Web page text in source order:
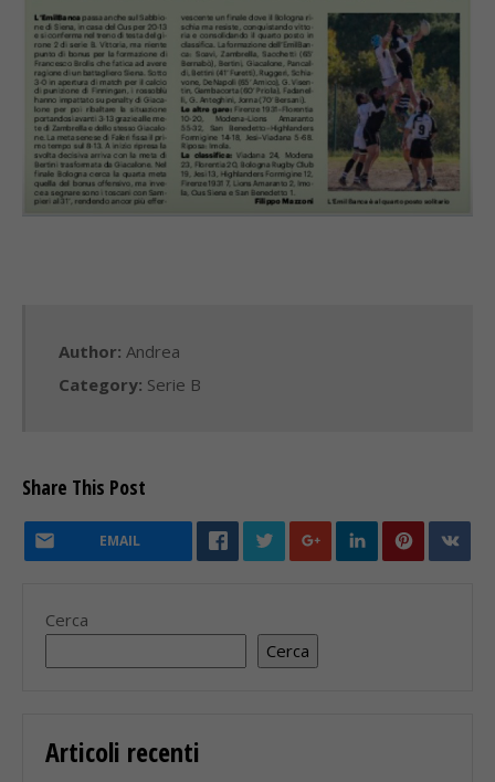
Author: Andrea
Category: Serie B
Share This Post
EMAIL
Cerca
Cerca
Articoli recenti